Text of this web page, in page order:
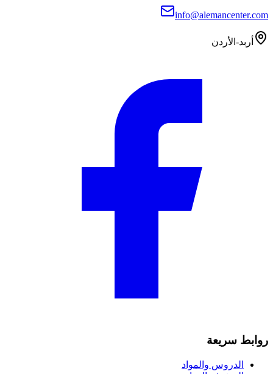
info@alemancenter.com
أربد-الأردن
روابط سريعة
الدروس والمواد